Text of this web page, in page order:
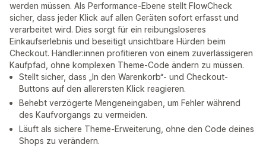
werden müssen. Als Performance-Ebene stellt FlowCheck
sicher, dass jeder Klick auf allen Geräten sofort erfasst und
verarbeitet wird. Dies sorgt für ein reibungsloseres
Einkaufserlebnis und beseitigt unsichtbare Hürden beim
Checkout. Händler:innen profitieren von einem zuverlässigeren
Kaufpfad, ohne komplexen Theme-Code ändern zu müssen.
Stellt sicher, dass „In den Warenkorb“- und Checkout-
Buttons auf den allerersten Klick reagieren.
Behebt verzögerte Mengeneingaben, um Fehler während
des Kaufvorgangs zu vermeiden.
Läuft als sichere Theme-Erweiterung, ohne den Code deines
Shops zu verändern.